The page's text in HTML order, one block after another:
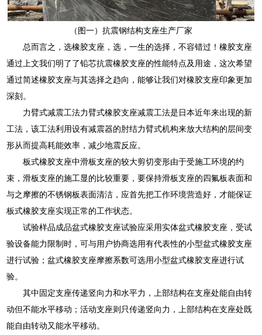
（图一）抗震钢结构支座生产厂家
总而言之，选橡胶支座，选，一生的选择，不容错过！橡胶支座
通过上文我们明了了铅芯抗震橡胶支座的性能特点及用途，这次希望
通过简述橡胶支座与其选择之趋向，能够让我们对橡胶支座印象更加
深刻。
力臂式减震工法力臂式橡胶支座减震工法是日本近年来出现的新
工法，该工法利用设有减震器的肘结力臂式机构来放大结构的层间变
形从而提高耗能效率，减少地震反应。
板式橡胶支座中滑板支座的较大剪切变形由于受施工环境的约
束，滑板支座的施工显的比较重要，要保持滑板支座的四氟板表面和
与之摩擦的不锈钢板表面清洁，应首先把工作环境营造好，才能保证
板式橡胶支座实现正常的工作状态。
试验样品成品盆式橡胶支座试验应采用实体盆式橡胶支座，受试
验设备能力限制时，可与用户协商选用有代表性的小型盆式橡胶支座
进行试验；盆式橡胶支座摩擦系数可选用小型盆式橡胶支座进行试
验。
其中固定支座传递竖向力和水平力，上部结构在支座处能自由转
动但不能水平移动；活动支座则只传递竖向力，上部结构在支座处既
能自由转动又能水平移动。